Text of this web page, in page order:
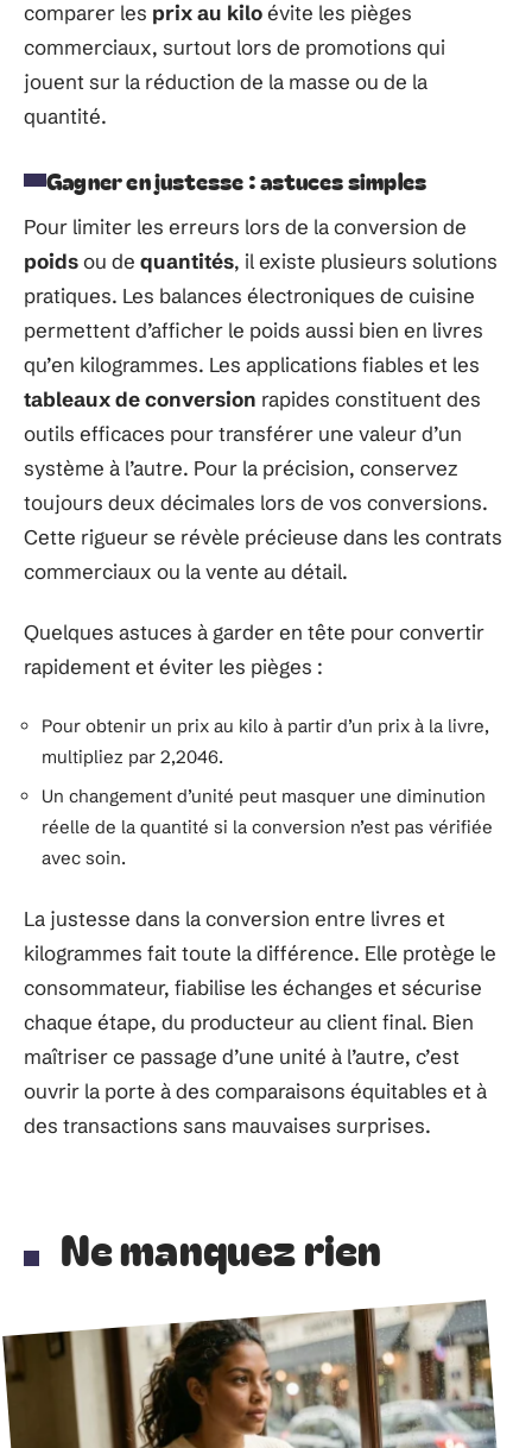
comparer les prix au kiloévite les pièges
commerciaux, surtout lors de promotions qui
jouent sur la réduction de la masse ou de la
quantité.
Gagner en justesse : astuces simples
Pour limiter les erreurs lors de la conversion de
poidsou de quantités, il existe plusieurs solutions
pratiques. Les balances électroniques de cuisine
permettent d’afficher le poids aussi bien en livres
qu’en kilogrammes. Les applications fiables et les
tableaux de conversion rapides constituent des
outils efficaces pour transférer une valeur d’un
système à l’autre. Pour la précision, conservez
toujours deux décimales lors de vos conversions.
Cette rigueur se révèle précieuse dans les contrats
commerciaux ou la vente au détail.
Quelques astuces à garder en tête pour convertir
rapidement et éviter les pièges :
Pour obtenir un prix au kilo à partir d’un prix à la livre,
multipliez par 2,2046.
Un changement d’unité peut masquer une diminution
réelle de la quantité si la conversion n’est pas vérifiée
avec soin.
La justesse dans la conversion entre livres et
kilogrammes fait toute la différence. Elle protège le
consommateur, fiabilise les échanges et sécurise
chaque étape, du producteur au client final. Bien
maîtriser ce passage d’une unité à l’autre, c’est
ouvrir la porte à des comparaisons équitables et à
des transactions sans mauvaises surprises.
Ne manquez rien